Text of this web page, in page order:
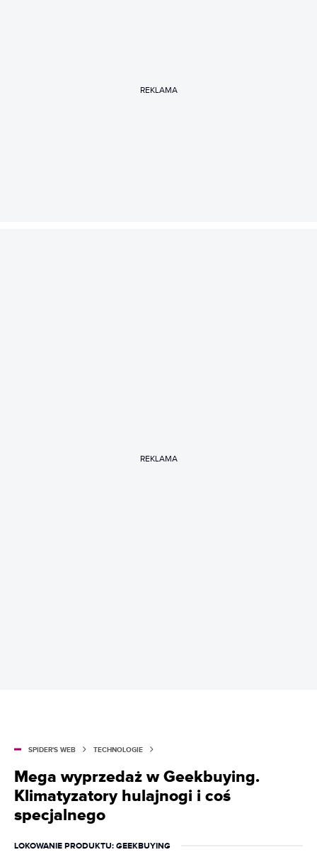
REKLAMA
REKLAMA
SPIDER'S WEB TECHNOLOGIE
Mega wyprzedaż w Geekbuying.
Klimatyzatory hulajnogi i coś
specjalnego
LOKOWANIE PRODUKTU: GEEKBUYING